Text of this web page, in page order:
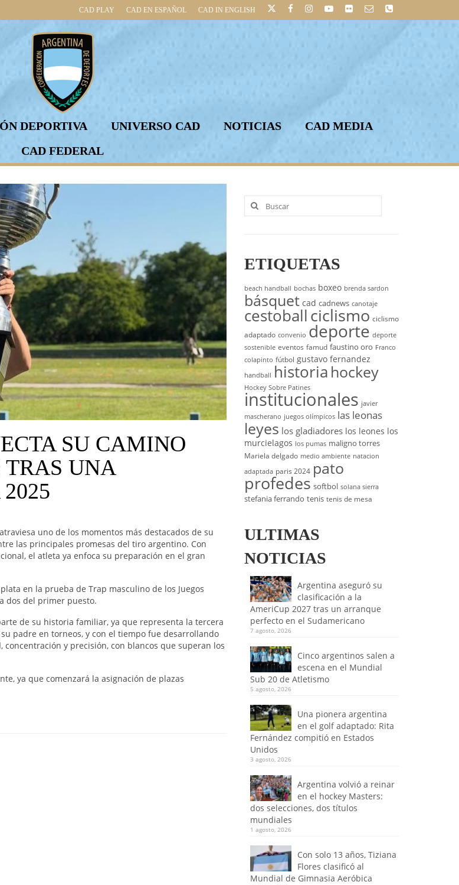
CAD PLAY CAD EN ESPAÑOL CAD IN ENGLISH
DEPORTIVA UNIVERSO CAD NOTICIAS
CAD MEDIA
CAD FEDERAL
SU CAMINO
UNA
uno de los momentos más destacados de su
las principales promesas del tiro argentino. Con
el atleta ya enfoca su preparación en el gran
en la prueba de Trap masculino de los Juegos
dos del primer puesto.
de su historia familiar, ya que representa la tercera
padre en torneos, y con el tiempo fue desarrollando
y precisión, con blancos que superan los
ya que comenzará la asignación de plazas
Buscar
por:
ETIQUETAS
beach handball bochas boxeo brenda sardon
básquet cad cadnews canotaje
cestoballciclismo ciclismo
adaptado convenio deporte deporte
sostenible eventos famud faustino oro Franco
colapinto fútbol gustavo fernandez
handball historia hockey
Hockey Sobre Patines
institucionales javier
mascherano juegos olímpicos las leonas
leyes los gladiadores los leones los
murcielagos los pumas maligno torres
Mariela delgado medio ambiente natacion
adaptada paris 2024 pato
profedes softbol solana sierra
stefania ferrando tenis tenis de mesa
ULTIMAS
NOTICIAS
Argentina aseguró su
clasificación a la
AmeriCup 2027 tras un arranque
perfecto en el Sudamericano
7 agosto, 2026
Cinco argentinos salen a
escena en el Mundial
Sub 20 de Atletismo
5 agosto, 2026
Una pionera argentina
en el golf adaptado: Rita
Fernández compitió en Estados
Unidos
3 agosto, 2026
Argentina volvió a reinar
en el hockey Masters:
dos selecciones, dos títulos
mundiales
1 agosto, 2026
Con solo 13 años, Tiziana
Flores clasificó al
Mundial de Gimnasia Aeróbica